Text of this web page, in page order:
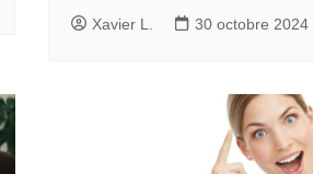
Xavier L. 30 octobre 2024